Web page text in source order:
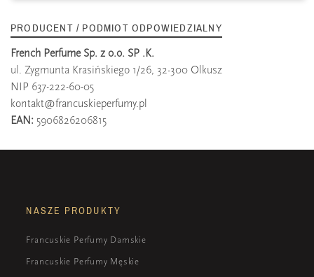
PRODUCENT / PODMIOT ODPOWIEDZIALNY
French Perfume Sp. z o.o. SP .K.
ul. Zygmunta Krasińskiego 1/26, 32-300 Olkusz
NIP 637-222-60-05
kontakt@francuskieperfumy.pl
EAN: 5906826206815
NASZE PRODUKTY
Francuskie Perfumy Damskie
Francuskie Perfumy Męskie